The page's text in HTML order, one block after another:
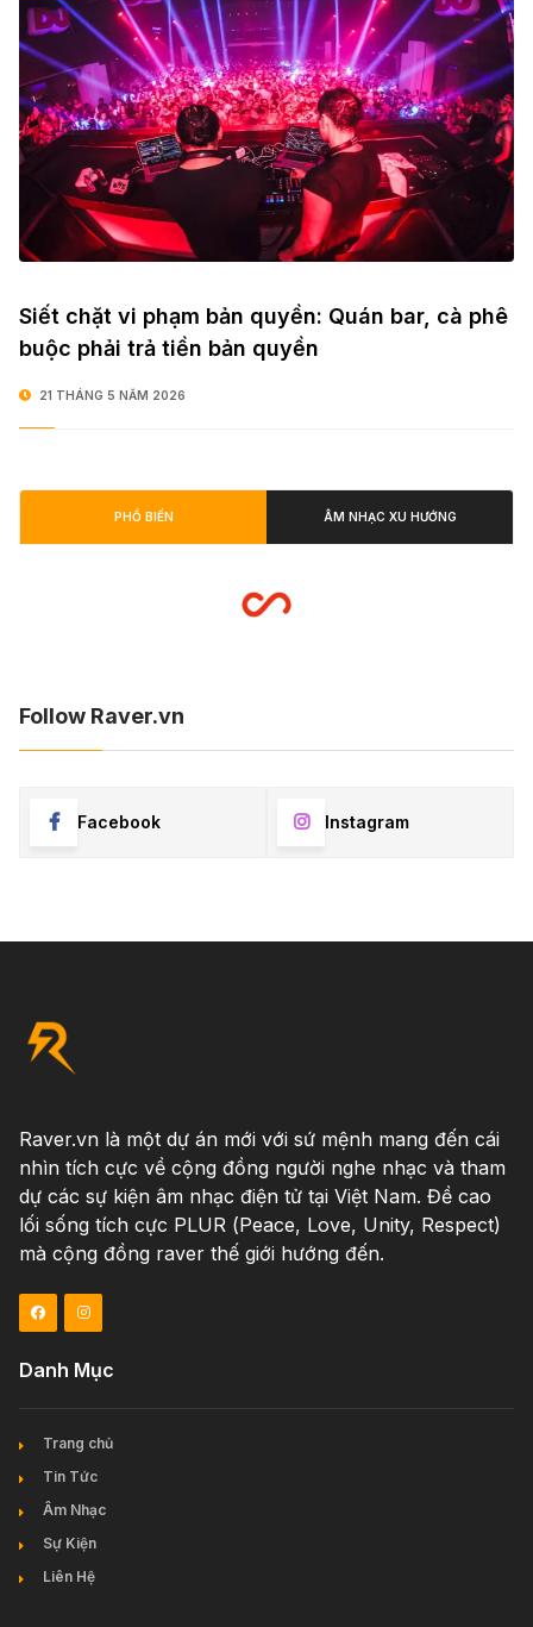
Siết chặt vi phạm bản quyền: Quán bar, cà phê
buộc phải trả tiền bản quyền
21 THÁNG 5 NĂM 2026
PHỔ BIẾN ÂM NHẠC XU HƯỚNG
Follow Raver.vn
Facebook Instagram
Raver.vn là một dự án mới với sứ mệnh mang đến cái
nhìn tích cực về cộng đồng người nghe nhạc và tham
dự các sự kiện âm nhạc điện tử tại Việt Nam. Đề cao
lối sống tích cực PLUR (Peace, Love, Unity, Respect)
mà cộng đồng raver thế giới hướng đến.
Danh Mục
Trang chủ
Tin Tức
Âm Nhạc
Sự Kiện
Liên Hệ